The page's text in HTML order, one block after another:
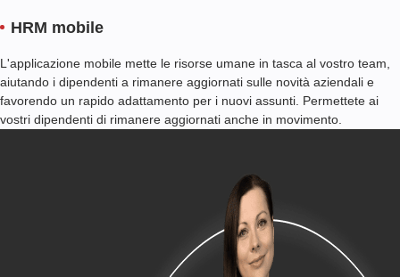
HRM mobile
L'applicazione mobile mette le risorse umane in tasca al vostro team,
aiutando i dipendenti a rimanere aggiornati sulle novità aziendali e
favorendo un rapido adattamento per i nuovi assunti. Permettete ai
vostri dipendenti di rimanere aggiornati anche in movimento.